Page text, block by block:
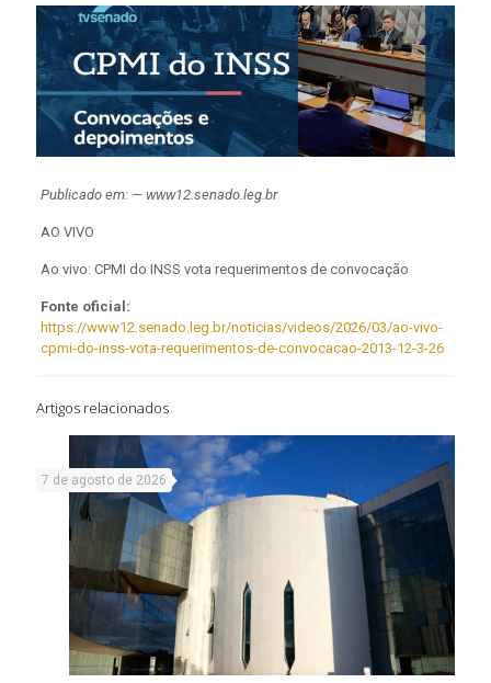
Publicado em: — www12.senado.leg.br
AO VIVO
Ao vivo: CPMI do INSS vota requerimentos de convocação
Fonte oficial:
https://www12.senado.leg.br/noticias/videos/2026/03/ao-vivo-
cpmi-do-inss-vota-requerimentos-de-convocacao-2013-12-3-26
Artigos relacionados
7 de agosto de 2026